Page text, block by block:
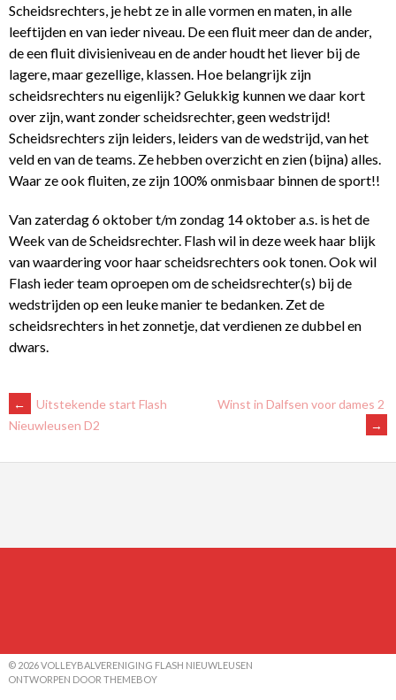
Scheidsrechters, je hebt ze in alle vormen en maten, in alle
leeftijden en van ieder niveau. De een fluit meer dan de ander,
de een fluit divisieniveau en de ander houdt het liever bij de
lagere, maar gezellige, klassen. Hoe belangrijk zijn
scheidsrechters nu eigenlijk? Gelukkig kunnen we daar kort
over zijn, want zonder scheidsrechter, geen wedstrijd!
Scheidsrechters zijn leiders, leiders van de wedstrijd, van het
veld en van de teams. Ze hebben overzicht en zien (bijna) alles.
Waar ze ook fluiten, ze zijn 100% onmisbaar binnen de sport!!
Van zaterdag 6 oktober t/m zondag 14 oktober a.s. is het de
Week van de Scheidsrechter. Flash wil in deze week haar blijk
van waardering voor haar scheidsrechters ook tonen. Ook wil
Flash ieder team oproepen om de scheidsrechter(s) bij de
wedstrijden op een leuke manier te bedanken. Zet de
scheidsrechters in het zonnetje, dat verdienen ze dubbel en
dwars.
BERICHTNAVIGATIE
←
Uitstekende start Flash
Nieuwleusen D2
Winst in Dalfsen voor dames 2
→
© 2026 VOLLEYBALVERENIGING FLASH NIEUWLEUSEN
ONTWORPEN DOOR THEMEBOY